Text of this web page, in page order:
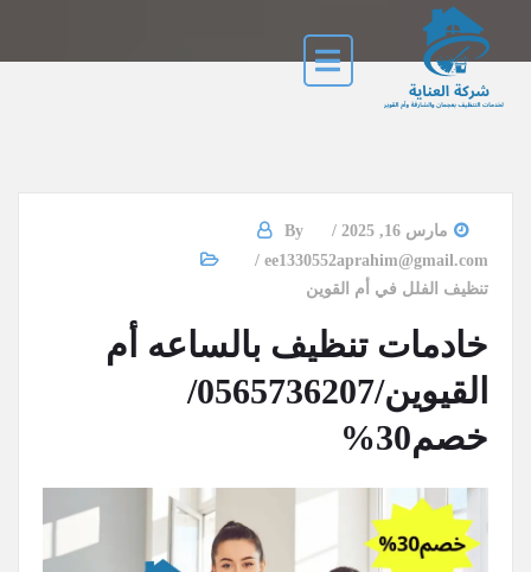
مارس 16, 2025
By
ee1330552aprahim@gmail.com
تنظيف الفلل في أم القوين
خادمات تنظيف بالساعه أم
القيوين/0565736207/
خصم30%